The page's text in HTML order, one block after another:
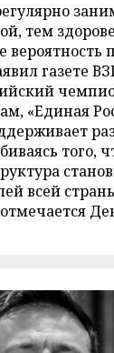
тем
газете
«Единая
того,
всей